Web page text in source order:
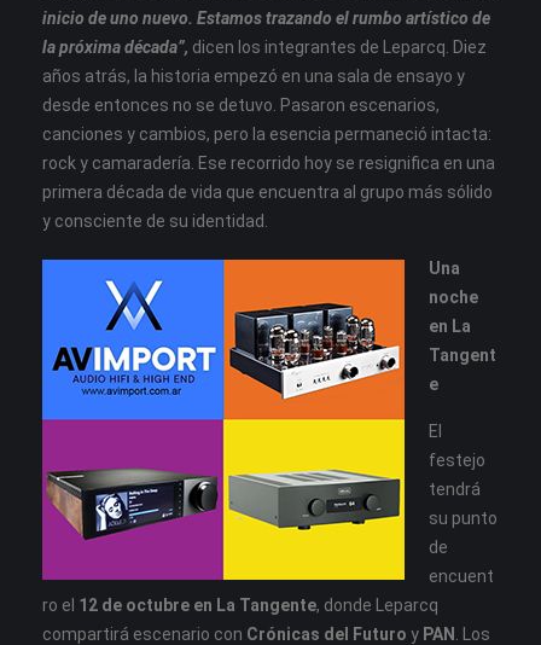
inicio de uno nuevo. Estamos trazando el rumbo artístico de
la próxima década”, dicen los integrantes de Leparcq. Diez
años atrás, la historia empezó en una sala de ensayo y
desde entonces no se detuvo. Pasaron escenarios,
canciones y cambios, pero la esencia permaneció intacta:
rock y camaradería. Ese recorrido hoy se resignifica en una
primera década de vida que encuentra al grupo más sólido
y consciente de su identidad.
Una
noche
en La
Tangent
e
El
festejo
tendrá
su punto
de
encuent
ro el 12 de octubre en La Tangente, donde Leparcq
compartirá escenario con Crónicas del Futuro y PAN
. Los